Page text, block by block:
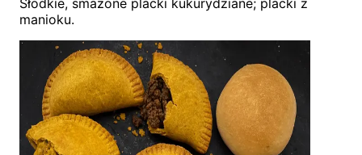
manioku.